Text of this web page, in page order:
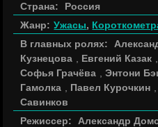
Страна:
Россия
Жанр: Ужасы,
В главных ролях:
Кузнецова
Евгений Казак
Софья Грачёва
,Энтони
Гамолка
Павел Курочкин
Савинков
Режиссер:
Александр